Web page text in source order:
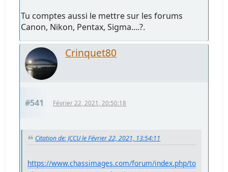
Tu comptes aussi le mettre sur les forums
Canon, Nikon, Pentax, Sigma....?.
Crinquet80
#541 Février 22, 2021, 20:50:18
Citation de: JCCU le Février 22, 2021, 13:54:11
https://www.chassimages.com/forum/index.php/to